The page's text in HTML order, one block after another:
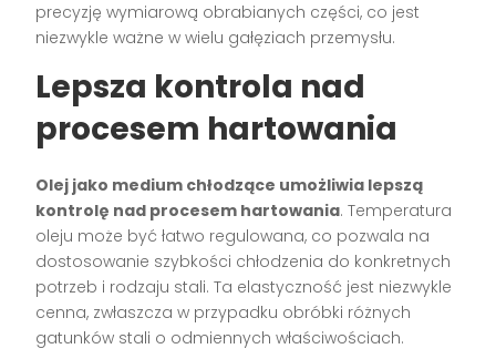
precyzję wymiarową obrabianych części, co jest
niezwykle ważne w wielu gałęziach przemysłu.
Lepsza kontrola nad
procesem hartowania
Olej jako medium chłodzące umożliwia lepszą
kontrolę nad procesem hartowania. Temperatura
oleju może być łatwo regulowana, co pozwala na
dostosowanie szybkości chłodzenia do konkretnych
potrzeb i rodzaju stali. Ta elastyczność jest niezwykle
cenna, zwłaszcza w przypadku obróbki różnych
gatunków stali o odmiennych właściwościach.